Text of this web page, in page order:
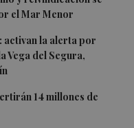
el Mar Menor
activan la alerta por
Vega del Segura,
14 millones de